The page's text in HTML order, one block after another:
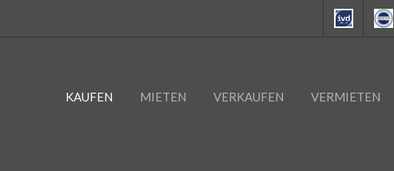
KAUFEN MIETEN VERKAUFEN VERMIETEN